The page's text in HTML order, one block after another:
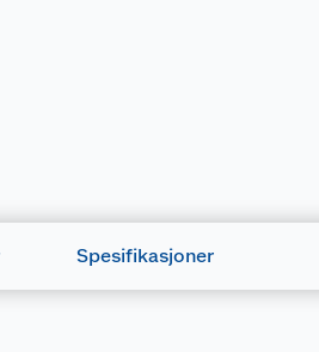
Spesifikasjoner